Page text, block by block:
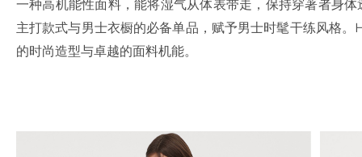
一种高机能性面料，能将湿气从体表带走，保持穿著者身
主打款式与男士衣橱的必备单品，赋予男士时髦干练风格
的时尚造型与卓越的面料机能。